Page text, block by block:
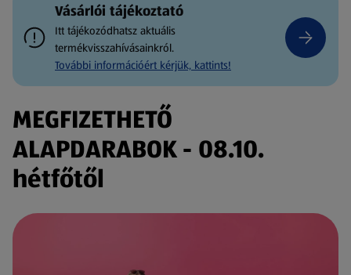
Vásárlói tájékoztató
Itt tájékozódhatsz aktuális
termékvisszahívásainkról.
További információért kérjük, kattints!
MEGFIZETHETŐ
ALAPDARABOK - 08.10.
hétfőtől